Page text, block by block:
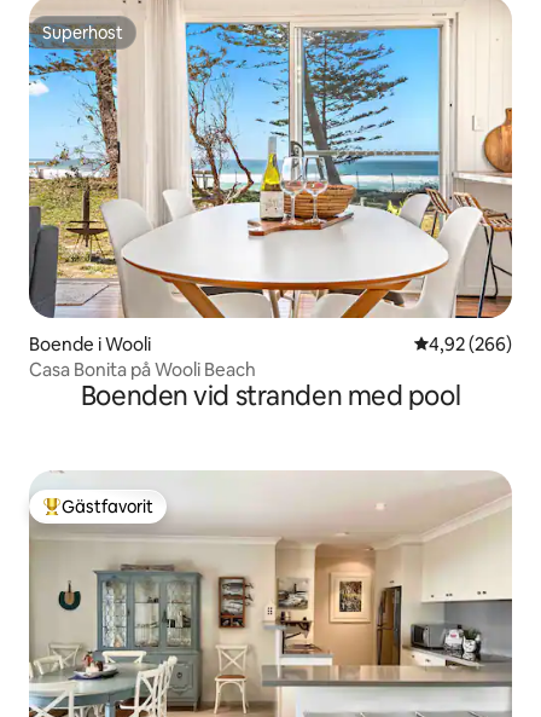
Superhost
Superhost
Boende i Wooli 4,92 av 5 i
4,92 (266)
Casa Bonita på Wooli Beach
Boenden vid stranden med pool
Populär gästfavorit
Gästfavorit